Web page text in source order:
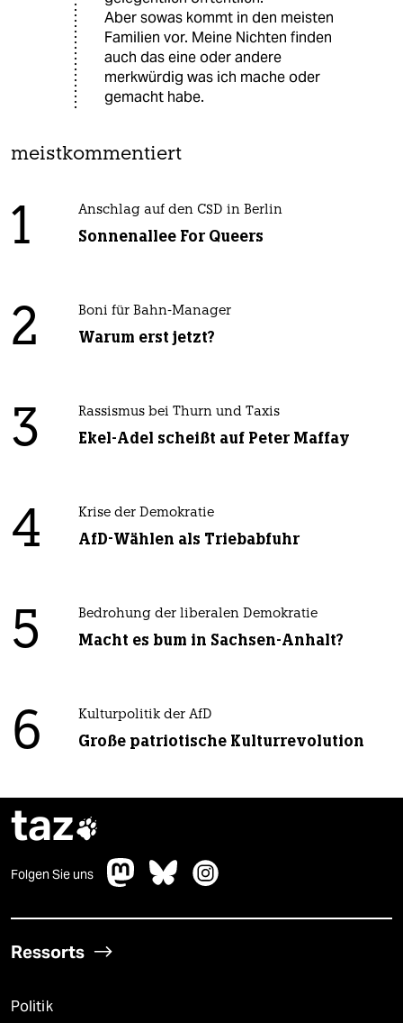
Aber sowas kommt in den meisten
Familien vor. Meine Nichten finden
auch das eine oder andere
merkwürdig was ich mache oder
gemacht habe.
meistkommentiert
1 Anschlag auf den CSD in Berlin
Sonnenallee For Queers
2 Boni für Bahn-Manager
Warum erst jetzt?
3 Rassismus bei Thurn und Taxis
Ekel-Adel scheißt auf Peter Maffay
4 Krise der Demokratie
AfD-Wählen als Triebabfuhr
5 Bedrohung der liberalen Demokratie
Macht es bum in Sachsen-Anhalt?
6 Kulturpolitik der AfD
Große patriotische Kulturrevolution
taz
Folgen Sie uns
Ressorts
Politik